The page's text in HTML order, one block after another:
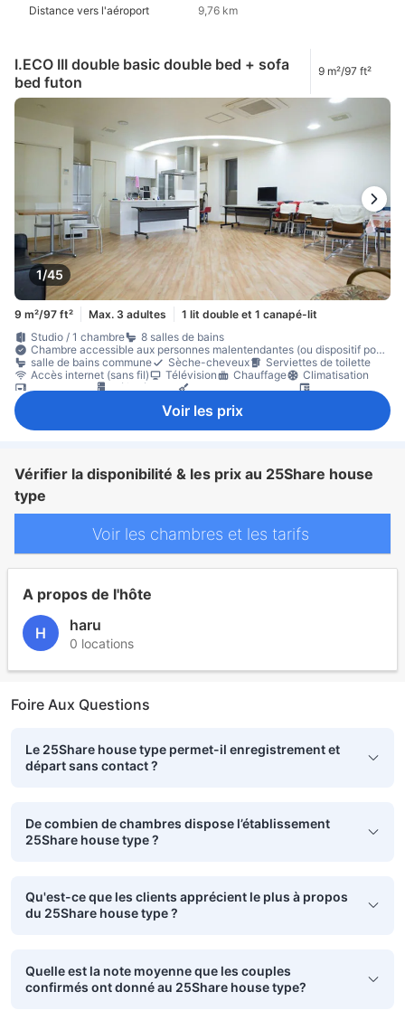
Distance vers l'aéroport 9,76 km
I.ECO III double basic double bed + sofa
bed futon
9 m²/97 ft²
1/45
9 m²/97 ft² Max. 3 adultes
1 lit double et 1 canapé-lit
Studio / 1 chambre
8 salles de bains
Chambre accessible aux personnes malentendantes (ou dispositif pour
personnes malentendantes)
salle de bains commune Sèche-cheveux
Serviettes de toilette
Accès internet (sans fil)
Télévision Chauffage
Climatisation
micro-ondes
Réfrigérateur ustensiles de cuisine
Bureau
Voir les prix
Vérifier la disponibilité & les prix au 25Share house
type
Voir les chambres et les tarifs
A propos de l'hôte
H haru
0 locations
Foire Aux Questions
Le 25Share house type permet-il enregistrement et
départ sans contact ?
De combien de chambres dispose l’établissement
25Share house type ?
Qu'est-ce que les clients apprécient le plus à propos
du 25Share house type ?
Quelle est la note moyenne que les couples
confirmés ont donné au 25Share house type?